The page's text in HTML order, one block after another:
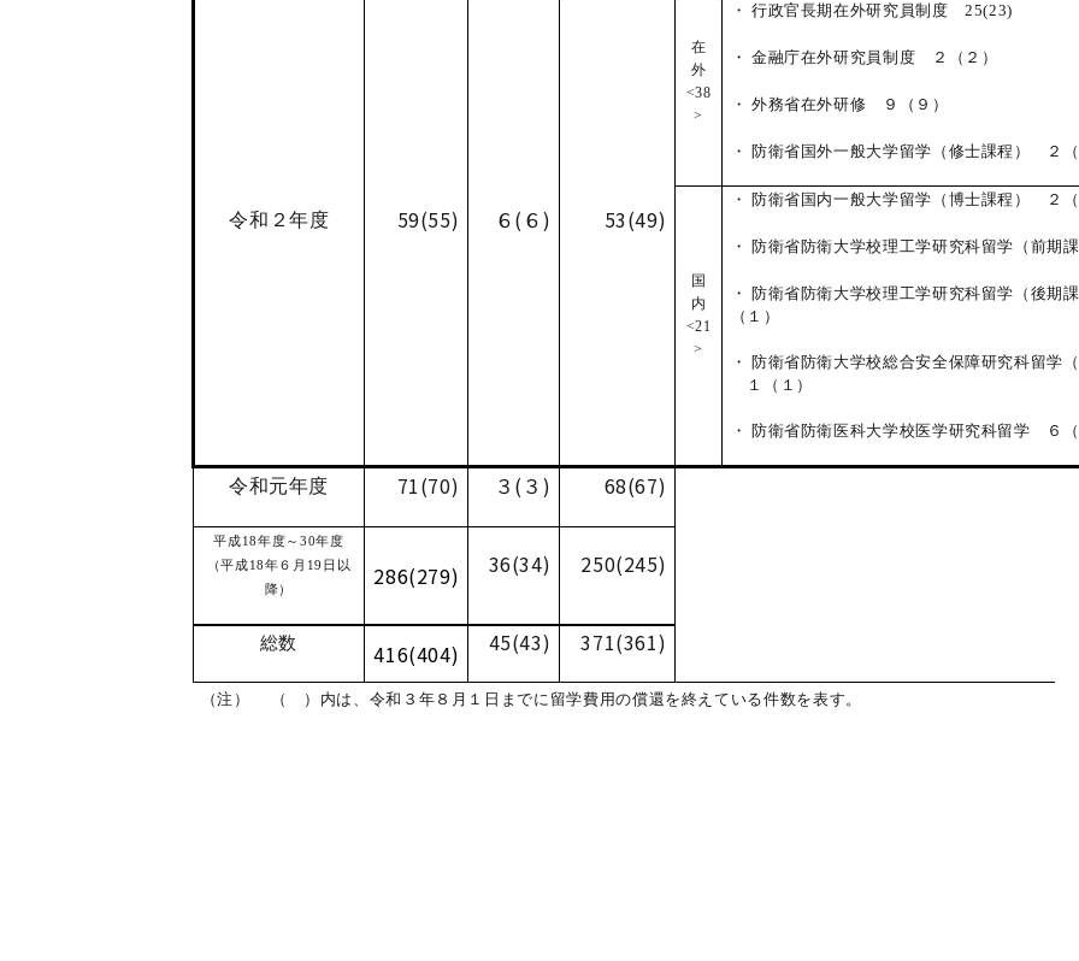
令和２年度 59(55) ６(６) 53(49)
在
外
<38
>
・ 行政官長期在外研究員制度 25(23)
・ 金融庁在外研究員制度 ２（２）
・ 外務省在外研修 ９（９）
・ 防衛省国外一般大学留学（修士課程） ２（
国
内
<21
>
・ 防衛省国内一般大学留学（博士課程） ２（
・ 防衛省防衛大学校理工学研究科留学（前期
・ 防衛省防衛大学校理工学研究科留学（後期
（１）
・ 防衛省防衛大学校総合安全保障研究科留学（
１（１）
・ 防衛省防衛医科大学校医学研究科留学 ６（
令和元年度 71(70) ３(３) 68(67)
平成18年度～30年度
（平成18年６月19日以
降）
286(279) 36(34) 250(245)
総数 416(404) 45(43) 371(361)
（注） （ ）内は、令和３年８月１日までに留学費用の償還を終えている件数を表す。